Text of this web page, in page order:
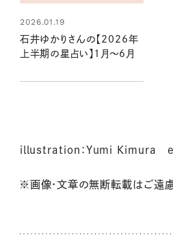
2026.01.19
石井ゆかりさんの【2026年
上半期の星占い】1月～6月
illustration：Yumi Kimura
※画像・文章の無断転載はご遠慮